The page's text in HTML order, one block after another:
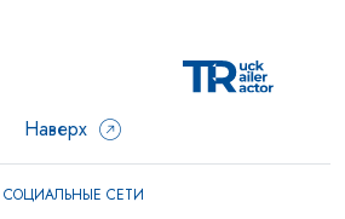
Наверх
СОЦИАЛЬНЫЕ СЕТИ